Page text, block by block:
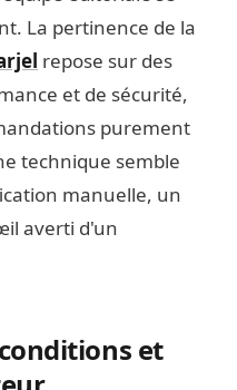
La pertinence de la
repose sur des
et de sécurité,
purement
technique semble
manuelle, un
averti d'un
et